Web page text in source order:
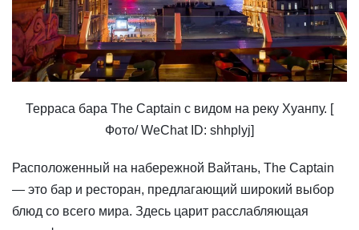
Терраса бара The Captain с видом на реку Хуанпу. [
Фото/ WeChat ID: shhplyj]
Расположенный на набережной Вайтань, The Captain
— это бар и ресторан, предлагающий широкий выбор
блюд со всего мира. Здесь царит расслабляющая